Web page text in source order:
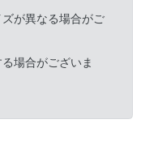
が異なる場合がご
場合がございま